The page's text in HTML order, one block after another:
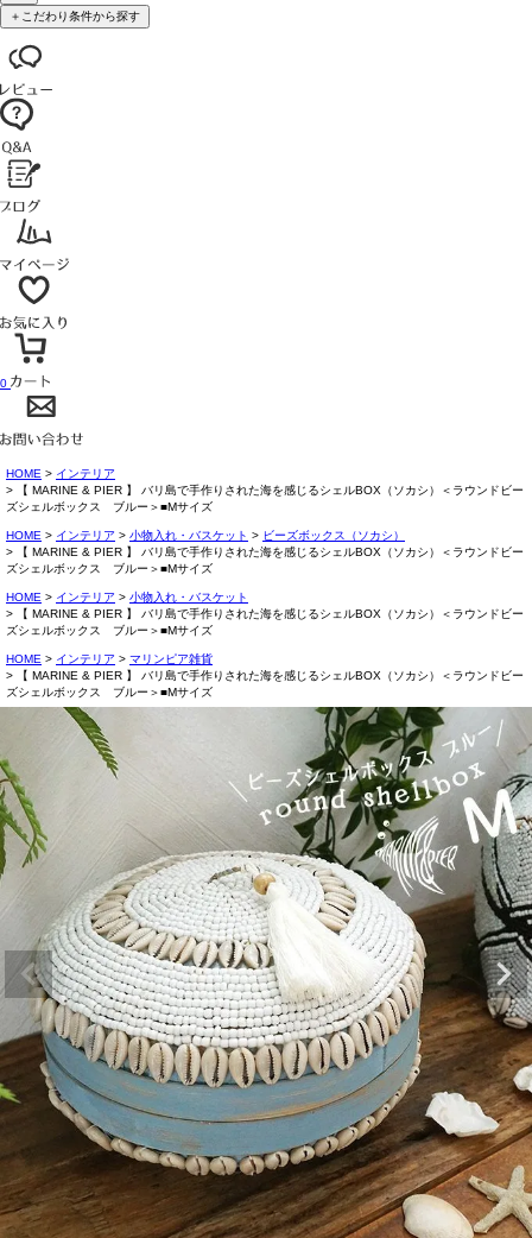
＋こだわり条件から探す
0
HOME
インテリア
【 MARINE & PIER 】 バリ島で手作りされた海を感じるシェルBOX（ソカシ）＜ラウンドビー
ズシェルボックス ブルー＞■Mサイズ
HOME インテリア 小物入れ・バスケット
ビーズボックス（ソカシ）
【 MARINE & PIER 】 バリ島で手作りされた海を感じるシェルBOX（ソカシ）＜ラウンドビー
ズシェルボックス ブルー＞■Mサイズ
HOME インテリア
小物入れ・バスケット
【 MARINE & PIER 】 バリ島で手作りされた海を感じるシェルBOX（ソカシ）＜ラウンドビー
ズシェルボックス ブルー＞■Mサイズ
HOME インテリア
マリンピア雑貨
【 MARINE & PIER 】 バリ島で手作りされた海を感じるシェルBOX（ソカシ）＜ラウンドビー
ズシェルボックス ブルー＞■Mサイズ